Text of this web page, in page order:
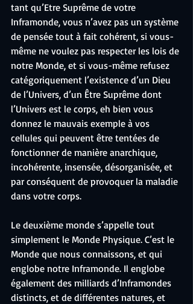
tant qu’Etre Suprême de votre
Inframonde, vous n’avez pas un système
de pensée tout à fait cohérent, si vous-
même ne voulez pas respecter les lois de
notre Monde, et si vous-même refusez
catégoriquement l’existence d’un Dieu
de l’Univers, d’un Être Suprême dont
l’Univers est le corps, eh bien vous
donnez le mauvais exemple à vos
cellules qui peuvent être tentées de
fonctionner de manière anarchique,
incohérente, insensée, désorganisée, et
par conséquent de provoquer la maladie
dans votre corps.
Le deuxième monde s’appelle tout
simplement le Monde Physique. C’est le
Monde que nous connaissons, et qui
englobe notre Inframonde. Il englobe
également des milliards d’Inframondes
distincts, et de différentes natures, et